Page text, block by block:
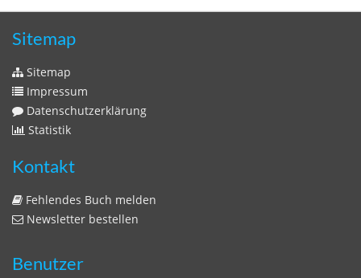
Sitemap
Sitemap
Impressum
Datenschutzerklärung
Statistik